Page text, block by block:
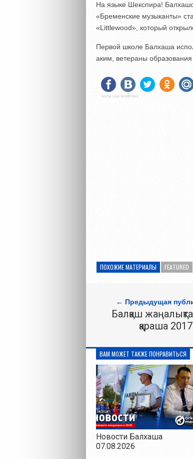
На языке Шекспира!
«Бременские музыканты»
«Littlewood», который
Первой школе Балхаша
аким, ветераны образования
Social Like WordPress
ПОХОЖИЕ МАТЕРИАЛЫ FEATURED
← Предыдущая
Балқаш
қараша 2017
ВАМ МОЖЕТ ТАКЖЕ ПОНРАВИТЬСЯ
Новости Балхаша
07.08.2026